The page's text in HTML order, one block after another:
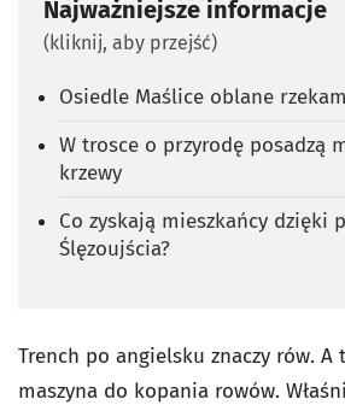
Najważniejsze informacje
(kliknij, aby przejść)
Osiedle Maślice oblane
W trosce o przyrodę posadzą
krzewy
Co zyskają mieszkańcy dzięki
Ślęzoujścia?
Trench po angielsku znaczy rów.
maszyna do kopania rowów.